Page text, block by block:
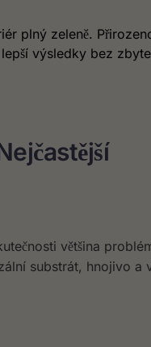
plný zeleně.
výsledky bez
většina
substrát, hnojivo a